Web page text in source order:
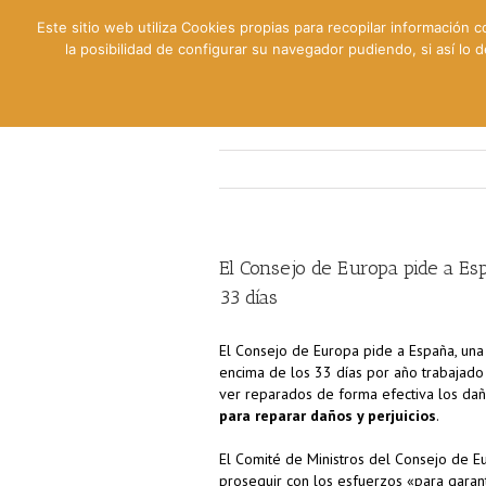
El Consejo de Europa pide a
33 días
El Consejo de Europa pide a España,
encima de los 33 días por año
ver reparados de forma efectiva los
para reparar daños y perjuicios.
El Comité de Ministros del Consejo de
proseguir con los esfuerzos «para
Este sitio web utiliza Cookies propias para recopilar información
la posibilidad de configurar su navegador pudiendo, si así lo